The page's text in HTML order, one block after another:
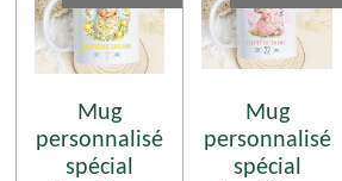
Mug
personnalisé
spécial
Mug
personnalisé
spécial